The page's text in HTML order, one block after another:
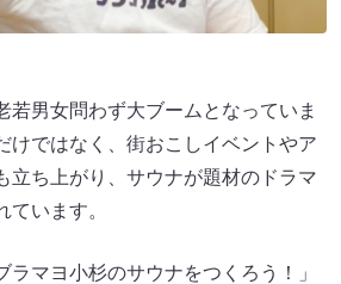
若男女問わず大ブームとなっていま
けではなく、街おこしイベントやア
立ち上がり、サウナが題材のドラマ
ています。
ラマヨ小杉のサウナをつくろう！」